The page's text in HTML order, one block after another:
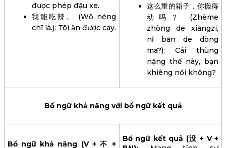
được phép đậu xe.
我能吃辣。 (Wǒ néng
chī là.): Tôi ăn được cay.
这么重的箱子，你搬得
动吗？ (Zhème
zhòng de xiāngzi,
nǐ bān de dòng
ma?): Cái thùng
nặng thế này, bạn
khiêng nổi không?
Bổ ngữ khả năng với bổ ngữ kết quả
Bổ ngữ khả năng (V + 不 +
Bổ ngữ kết quả (没 + V +